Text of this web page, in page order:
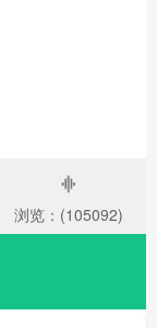
浏览：(105092)